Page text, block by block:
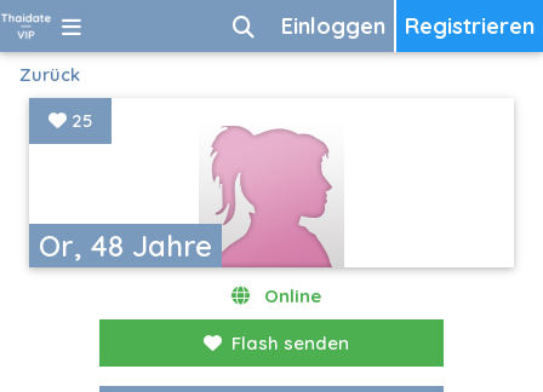
Registrieren
Einloggen
Zurück
Or, 48 Jahre
25
Online
Flash senden